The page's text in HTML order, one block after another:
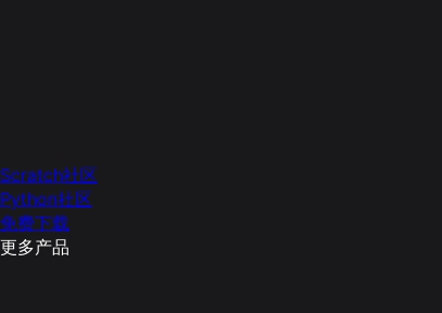
Scratch社区
Python社区
免费下载
更多产品